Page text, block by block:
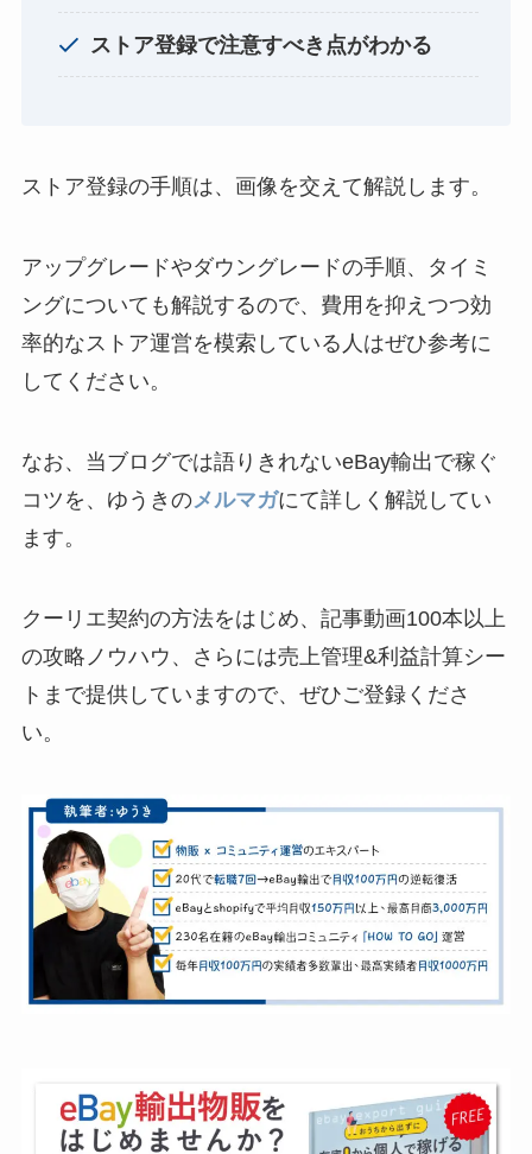
ストア登録で注意すべき点がわかる
ストア登録の手順は、画像を交えて解説します。
アップグレードやダウングレードの手順、タイミ
ングについても解説するので、費用を抑えつつ効
率的なストア運営を模索している人はぜひ参考に
してください。
なお、当ブログでは語りきれないeBay輸出で稼ぐ
コツを、ゆうきのメルマガにて詳しく解説してい
ます。
クーリエ契約の方法をはじめ、記事動画100本以上
の攻略ノウハウ、さらには売上管理&利益計算シー
トまで提供していますので、ぜひご登録くださ
い。